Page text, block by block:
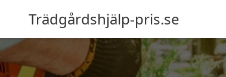
Trädgårdshjälp-pris.se